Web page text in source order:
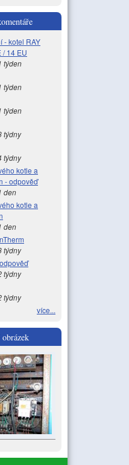
- kotel RAY
/ 14 EU
týden
týden
týden
týdny
týdny
kotle a
- odpověď
den
kotle a
den
týdny
týdny
týdny
více...